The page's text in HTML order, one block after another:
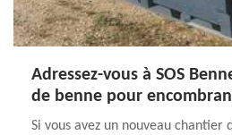
Adressez-vous à SOS
de benne pour
Si vous avez un nouveau chantier